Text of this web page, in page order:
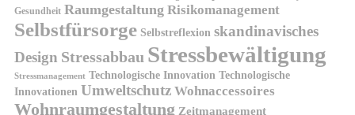
Gesundheit Raumgestaltung Risikomanagement
Selbstfürsorge Selbstreflexion skandinavisches
Design Stressabbau Stressbewältigung
Stressmanagement Technologische Innovation Technologische
Innovationen Umweltschutz Wohnaccessoires
Wohnraumgestaltung Zeitmanagement